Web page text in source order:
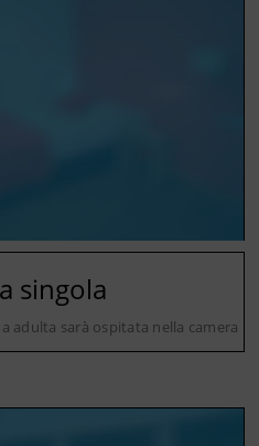
singola
adulta sarà ospitata nella camera